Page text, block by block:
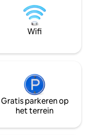
bezoek bent
of voor een
appartement
authentieke
Wifi
Gratis parkeren op
het terrein